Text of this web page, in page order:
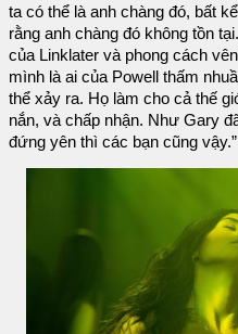
ta có thể là anh chàng đó, bất
rằng anh chàng đó không tồn
của Linklater và phong cách
mình là ai của Powell thấm
thể xảy ra. Họ làm cho cả thế
nắn, và chấp nhận. Như Gary
đứng yên thì các bạn cũng vậy.”